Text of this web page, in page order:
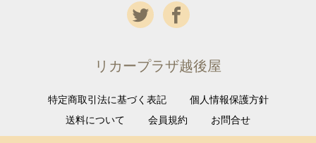
リカープラザ越後屋
特定商取引法に基づく表記
個人情報保護方針
送料について
会員規約 お問合せ